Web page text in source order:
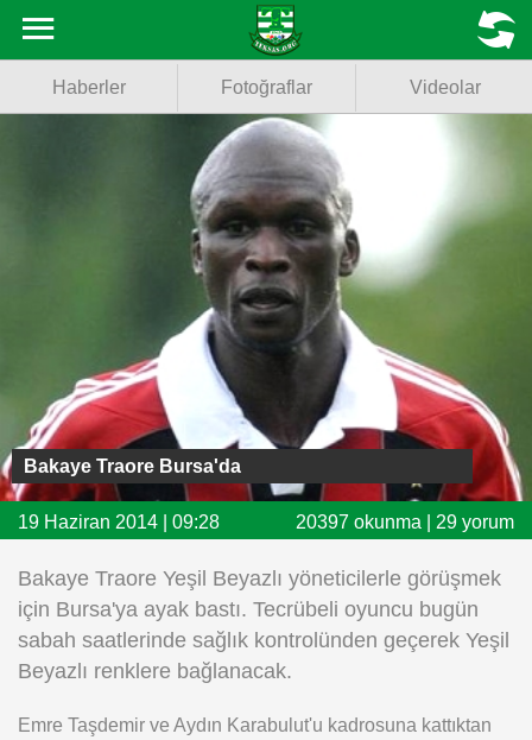
Fotoğraflar
Puan Durumu
Fikstür
Facebook
Twitter
Instagram
Android
MENU
Haberler Fotoğraflar Videolar
Bakaye Traore Bursa'da
19 Haziran 2014 | 09:28 20397 okunma | 29 yorum
Bakaye Traore Yeşil Beyazlı yöneticilerle görüşmek
için Bursa'ya ayak bastı. Tecrübeli oyuncu bugün
sabah saatlerinde sağlık kontrolünden geçerek Yeşil
Beyazlı renklere bağlanacak.
Emre Taşdemir ve Aydın Karabulut'u kadrosuna kattıktan